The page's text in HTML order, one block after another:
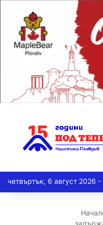
четвъртък, 6 август 2026 -